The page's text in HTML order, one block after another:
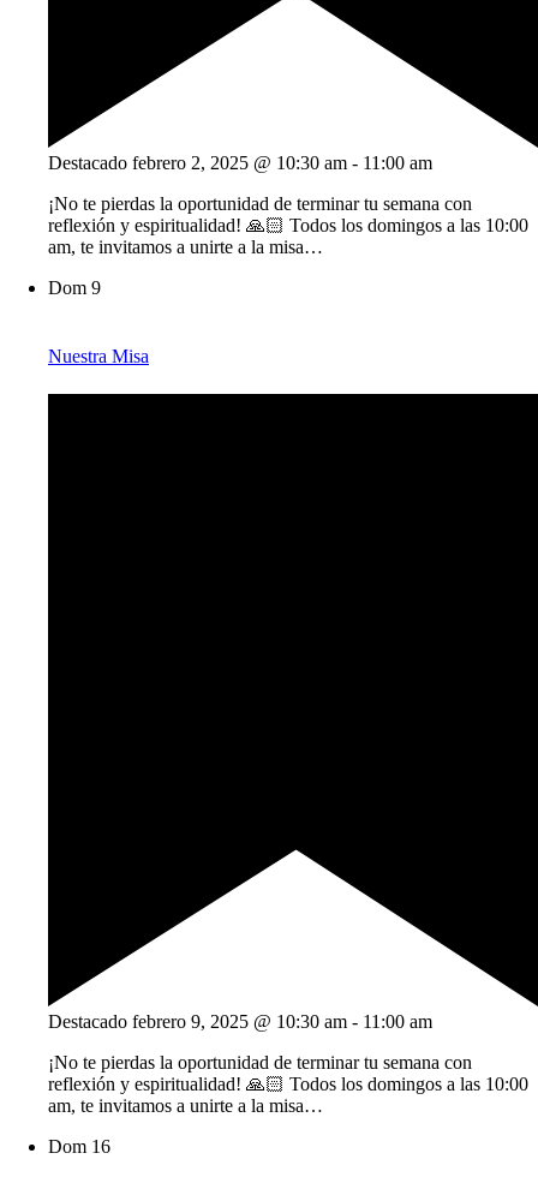
Destacado febrero 2, 2025 @ 10:30 am - 11:00 am
¡No te pierdas la oportunidad de terminar tu semana con
reflexión y espiritualidad! 🙏🏻 Todos los domingos a las 10:00
am, te invitamos a unirte a la misa…
Dom 9
Nuestra Misa
Destacado febrero 9, 2025 @ 10:30 am - 11:00 am
¡No te pierdas la oportunidad de terminar tu semana con
reflexión y espiritualidad! 🙏🏻 Todos los domingos a las 10:00
am, te invitamos a unirte a la misa…
Dom 16